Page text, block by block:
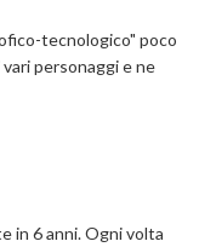
tecnologico" poco
personaggi e ne
in 6 anni. Ogni volta